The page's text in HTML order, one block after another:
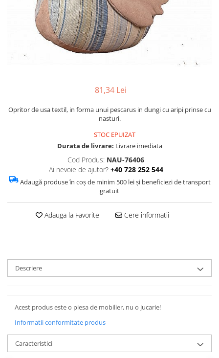
Barci, vapoare, ambarcatiuni
Decoratiuni care se agata
81,34 Lei
Opritor de usa textil, in forma unui pescarus in dungi cu aripi prinse cu
nasturi.
STOC EPUIZAT
Durata de livrare: Livrare imediata
Cod Produs: NAU-76406
Ai nevoie de ajutor? +40 728 252 544
Adaugă produse în coș de minim 500 lei și beneficiezi de transport
gratuit
Adauga la Favorite Cere informatii
Descriere
Acest produs este o piesa de mobilier, nu o jucarie!
Informatii conformitate produs
Caracteristici